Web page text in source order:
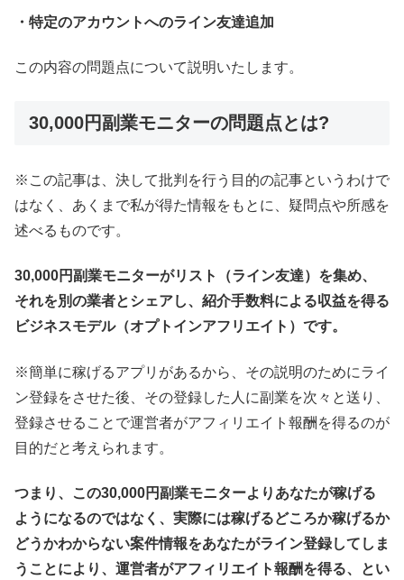
・特定のアカウントへのライン友達追加
この内容の問題点について説明いたします。
30,000円副業モニターの問題点とは?
※この記事は、決して批判を行う目的の記事というわけで
はなく、あくまで私が得た情報をもとに、疑問点や所感を
述べるものです。
30,000円副業モニターがリスト（ライン友達）を集め、
それを別の業者とシェアし、紹介手数料による収益を得る
ビジネスモデル（オプトインアフリエイト）です。
※簡単に稼げるアプリがあるから、その説明のためにライ
ン登録をさせた後、その登録した人に副業を次々と送り、
登録させることで運営者がアフィリエイト報酬を得るのが
目的だと考えられます。
つまり、この30,000円副業モニターよりあなたが稼げる
ようになるのではなく、実際には稼げるどころか稼げるか
どうかわからない案件情報をあなたがライン登録してしま
うことにより、運営者がアフィリエイト報酬を得る、とい